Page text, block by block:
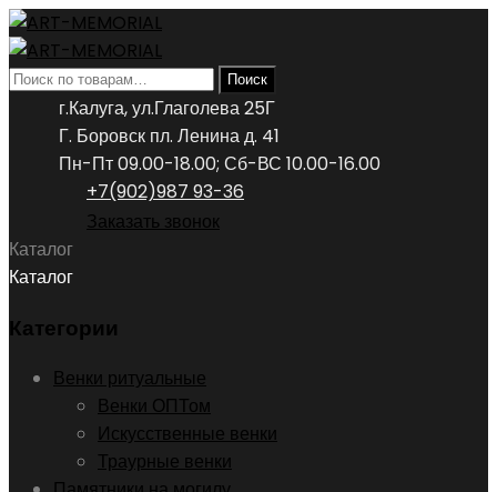
Искать: Поиск
г.Калуга, ул.Глаголева 25Г
Г. Боровск пл. Ленина д. 41
Пн-Пт 09.00-18.00; Сб-ВС 10.00-16.00
+7(902)987 93-36
Заказать звонок
Каталог
Каталог
Категории
Венки ритуальные
Венки ОПТом
Искусственные венки
Траурные венки